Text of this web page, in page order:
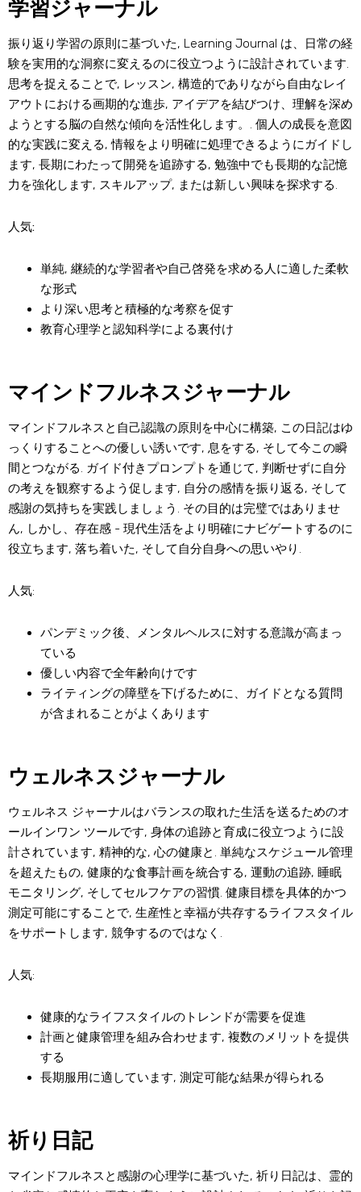
学習ジャーナル
振り返り学習の原則に基づいた, Learning Journal は、日常の経
験を実用的な洞察に変えるのに役立つように設計されています.
思考を捉えることで, レッスン, 構造的でありながら自由なレイ
アウトにおける画期的な進歩, アイデアを結びつけ、理解を深め
ようとする脳の自然な傾向を活性化します。. 個人の成長を意図
的な実践に変える, 情報をより明確に処理できるようにガイドし
ます, 長期にわたって開発を追跡する, 勉強中でも長期的な記憶
力を強化します, スキルアップ, または新しい興味を探求する.
人気:
単純, 継続的な学習者や自己啓発を求める人に適した柔軟
な形式
より深い思考と積極的な考察を促す
教育心理学と認知科学による裏付け
マインドフルネスジャーナル
マインドフルネスと自己認識の原則を中心に構築, この日記はゆ
っくりすることへの優しい誘いです, 息をする, そして今この瞬
間とつながる. ガイド付きプロンプトを通じて, 判断せずに自分
の考えを観察するよう促します, 自分の感情を振り返る, そして
感謝の気持ちを実践しましょう. その目的は完璧ではありませ
ん, しかし、存在感 - 現代生活をより明確にナビゲートするのに
役立ちます, 落ち着いた, そして自分自身への思いやり.
人気:
パンデミック後、メンタルヘルスに対する意識が高まっ
ている
優しい内容で全年齢向けです
ライティングの障壁を下げるために、ガイドとなる質問
が含まれることがよくあります
ウェルネスジャーナル
ウェルネス ジャーナルはバランスの取れた生活を送るためのオ
ールインワン ツールです, 身体の追跡と育成に役立つように設
計されています, 精神的な, 心の健康と. 単純なスケジュール管理
を超えたもの, 健康的な食事計画を統合する, 運動の追跡, 睡眠
モニタリング, そしてセルフケアの習慣. 健康目標を具体的かつ
測定可能にすることで, 生産性と幸福が共存するライフスタイル
をサポートします, 競争するのではなく.
人気:
健康的なライフスタイルのトレンドが需要を促進
計画と健康管理を組み合わせます, 複数のメリットを提供
する
長期服用に適しています, 測定可能な結果が得られる
祈り日記
マインドフルネスと感謝の心理学に基づいた, 祈り日記は、霊的